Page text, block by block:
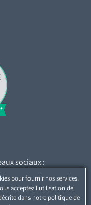
sociaux :
pour fournir nos services.
acceptez l'utilisation de
dans notre politique de